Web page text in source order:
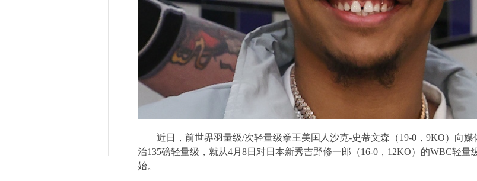
近日，前世界羽量级/次轻量级拳王美国人沙克-史蒂文森（19-0 ， 9KO）向媒
治135磅轻量级，就从4月 8日对日本新秀吉野修一郎（16-0 ， 12KO）的WBC轻量
始。